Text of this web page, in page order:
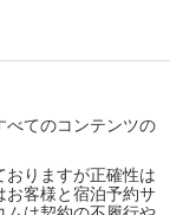
べてのコンテンツの
りますが正確性は
お客様と宿泊予約サ